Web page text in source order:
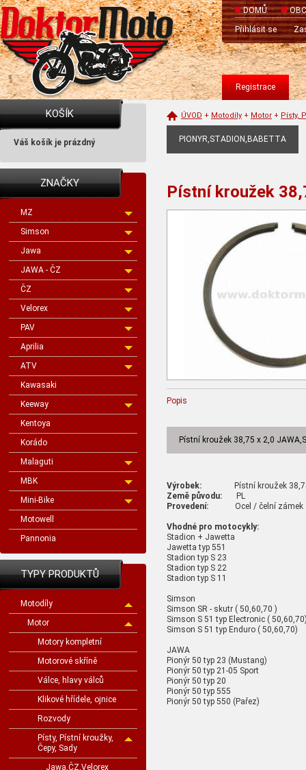
DOMŮ
Přihlásit se
Registrace
KOŠÍK
Váš košík je prázdný
ZNAČKY
MZ
Simson
Jawa
JAWA - ČZ
ČZ
Velorex
PAV
Aprilia
ATV
Kawasaki
Keeway
Kentoya
Korádo
Malaguti
MBK
Mini-Bike
Motowell
Pannonia
TYPY PRODUKTŮ
Motodíly
Motor
Motory kompletní
Motorové skříně
Válce, hlavy válců
Klikové hřídele, ojnice
Rozvody
Písty, Pístní kroužky,
Čepy, Sady
Jawa,ČZ,Velorex
ÚVOD + Motodíly + Motor + Písty,
PIONYR,STADION,BABETTA
Pístní kroužek
Popis
Pístní kroužek 38,75 x 2,0
Výrobek: Pístní kroužek 38,75
Země původu: PL
Provedení: Ocel / čelní zámek
Vhodné pro motocykly:
Stadion + Jawetta
Jawetta typ 551
Stadion typ S 23
Stadion typ S 22
Stadion typ S 11
Simson
Simson SR - skutr ( 50,60,70 )
Simson S 51 typ Electronic (
Simson S 51 typ Enduro ( 50,60,70)
JAWA
Pionýr 50 typ 23 (Mustang)
Pionýr 50 typ 21-05 Sport
Pionýr 50 typ 20
Pionýr 50 typ 555
Pionýr 50 typ 550 (Pařez)